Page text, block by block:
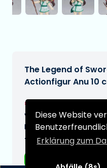
Diese Website
Erklärung zum
The Legend of
Actionfigur Anu 10
€84,97
Voraussichtliches
N/A
Typ: